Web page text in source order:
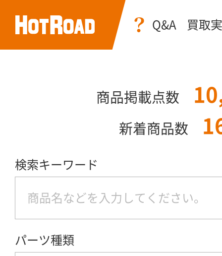
Q&A 買取
商品掲載点数
新着商品数
検索キーワード
パーツ種類